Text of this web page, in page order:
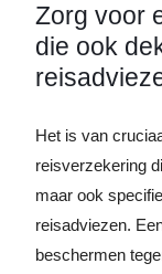
Zorg voor
die ook
Het is van
reisverzekering
maar ook
reisadviezen.
beschermen